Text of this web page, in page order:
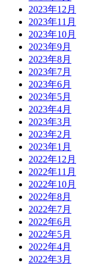
2023年12月
2023年11月
2023年10月
2023年9月
2023年8月
2023年7月
2023年6月
2023年5月
2023年4月
2023年3月
2023年2月
2023年1月
2022年12月
2022年11月
2022年10月
2022年8月
2022年7月
2022年6月
2022年5月
2022年4月
2022年3月